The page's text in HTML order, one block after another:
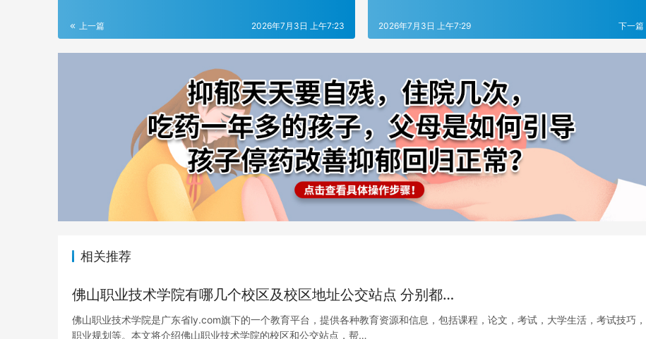
上一篇 2026年7月3日 上午7:23 下一篇
2026年7月3日 上午7:29
相关推荐
佛山职业技术学院有哪几个校区及校区地址公交站点 分别都…
佛山职业技术学院是广东省ly.com旗下的一个教育平台，提供各种教育资源和信息，包括课程，论文，考试，大学生活，考试技巧，
职业规划等。本文将介绍佛山职业技术学院的校区和公交站点，帮…